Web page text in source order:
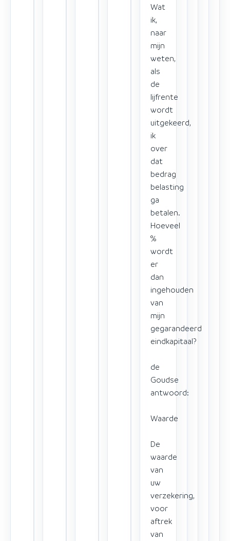
Wat
ik,
naar
mijn
weten,
als
de
lijfrente
wordt
uitgekeerd,
ik
over
dat
bedrag
belasting
ga
betalen.
Hoeveel
%
wordt
er
dan
ingehouden
van
mijn
gegarandeerd
eindkapitaal?
de
Goudse
antwoord:
Waarde
De
waarde
van
uw
verzekering,
voor
aftrek
van